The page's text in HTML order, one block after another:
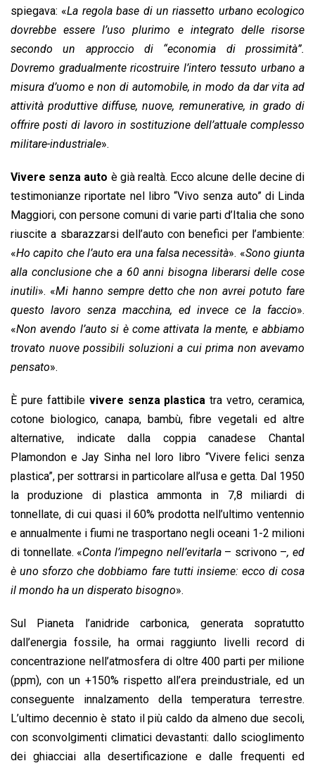
spiegava: «La regola base di un riassetto urbano ecologico
dovrebbe essere l’uso plurimo e integrato delle risorse
secondo un approccio di “economia di prossimità”.
Dovremo gradualmente ricostruire l’intero tessuto urbano a
misura d’uomo e non di automobile, in modo da dar vita ad
attività produttive diffuse, nuove, remunerative, in grado di
offrire posti di lavoro in sostituzione dell’attuale complesso
militare-industriale».
Vivere senza auto è già realtà. Ecco alcune delle decine di
testimonianze riportate nel libro “Vivo senza auto” di Linda
Maggiori, con persone comuni di varie parti d’Italia che sono
riuscite a sbarazzarsi dell’auto con benefici per l’ambiente:
«Ho capito che l’auto era una falsa necessità». «Sono giunta
alla conclusione che a 60 anni bisogna liberarsi delle cose
inutili». «Mi hanno sempre detto che non avrei potuto fare
questo lavoro senza macchina, ed invece ce la faccio».
«Non avendo l’auto si è come attivata la mente, e abbiamo
trovato nuove possibili soluzioni a cui prima non avevamo
pensato».
È pure fattibile vivere senza plastica tra vetro, ceramica,
cotone biologico, canapa, bambù, fibre vegetali ed altre
alternative, indicate dalla coppia canadese Chantal
Plamondon e Jay Sinha nel loro libro “Vivere felici senza
plastica”, per sottrarsi in particolare all’usa e getta. Dal 1950
la produzione di plastica ammonta in 7,8 miliardi di
tonnellate, di cui quasi il 60% prodotta nell’ultimo ventennio
e annualmente i fiumi ne trasportano negli oceani 1-2 milioni
di tonnellate. «Conta l’impegno nell’evitarla– scrivono –, ed
è uno sforzo che dobbiamo fare tutti insieme: ecco di cosa
il mondo ha un disperato bisogno».
Sul Pianeta l’anidride carbonica, generata sopratutto
dall’energia fossile, ha ormai raggiunto livelli record di
concentrazione nell’atmosfera di oltre 400 parti per milione
(ppm), con un +150% rispetto all’era preindustriale, ed un
conseguente innalzamento della temperatura terrestre.
L’ultimo decennio è stato il più caldo da almeno due secoli,
con sconvolgimenti climatici devastanti: dallo scioglimento
dei ghiacciai alla desertificazione e dalle frequenti ed